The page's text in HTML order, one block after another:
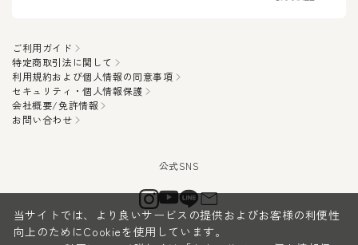
ご利用ガイド
特定商取引法に関して
利用規約および個人情報の同意事項
セキュリティ・個人情報保護
会社概要/免許情報
お問い合わせ
当サイトでは、より良いサービスの提供およびお客様の利便性
向上のためにCookieを使用しています。